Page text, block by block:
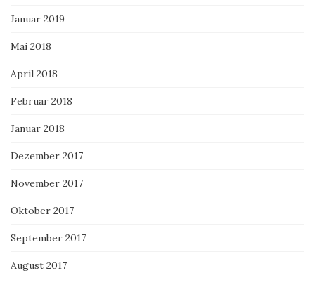
Januar 2019
Mai 2018
April 2018
Februar 2018
Januar 2018
Dezember 2017
November 2017
Oktober 2017
September 2017
August 2017